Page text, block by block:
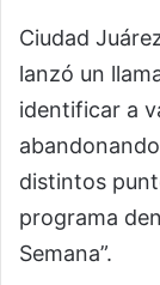
Ciudad
lanzó un
identificar a
distintos
programa
Semana”.